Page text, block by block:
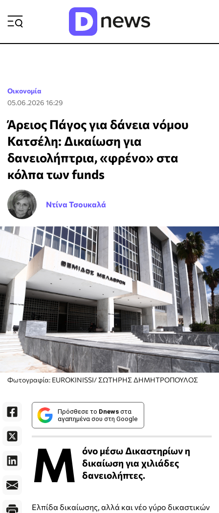
Οικονομία
05.06.2026 16:29
Άρειος Πάγος για δάνεια νόμου
Κατσέλη: Δικαίωση για
δανειολήπτρια, «φρένο» στα
κόλπα των funds
Ντίνα Τσουκαλά
Φωτογραφία: EUROKINISSI/ ΣΩΤΗΡΗΣ ΔΗΜΗΤΡΟΠΟΥΛΟΣ
Πρόσθεσε το Dnews στα
αγαπημένα σου στη Google
Μ
όνο μέσω Δικαστηρίων η
δικαίωση για χιλιάδες
δανειολήπτες.
Ελπίδα δικαίωσης, αλλά και νέο γύρο δικαστικών